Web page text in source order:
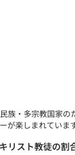
族・多宗教国家の
が楽しまれています
リスト教徒の割